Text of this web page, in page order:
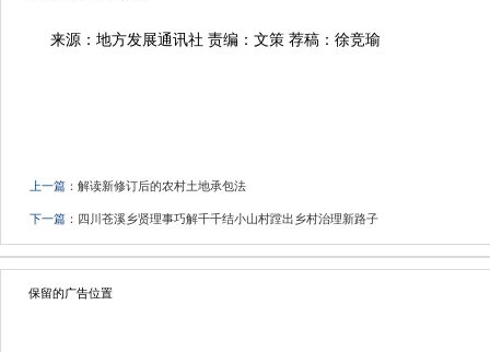
来源：地方发展通讯社 责编：文策 荐稿：徐竞瑜
上一篇： 解读新修订后的农村土地承包法
下一篇： 四川苍溪乡贤理事巧解千千结小山村蹚出乡村治理新路子
保留的广告位置